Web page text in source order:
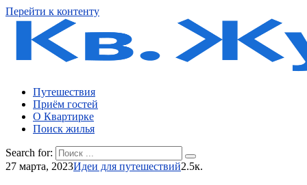
Перейти к контенту
Путешествия
Приём гостей
О Квартирке
Поиск жилья
Search for:
27 марта, 2023Идеи для путешествий2.5к.